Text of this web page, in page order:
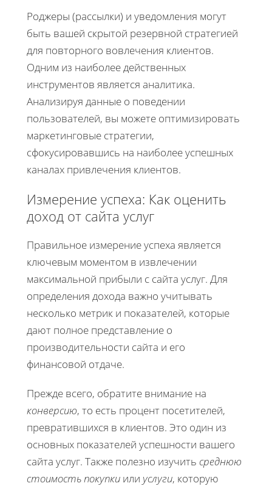
Роджеры (рассылки) и уведомления могут
быть вашей скрытой резервной стратегией
для повторного вовлечения клиентов.
Одним из наиболее действенных
инструментов является аналитика.
Анализируя данные о поведении
пользователей, вы можете оптимизировать
маркетинговые стратегии,
сфокусировавшись на наиболее успешных
каналах привлечения клиентов.
Измерение успеха: Как оценить
доход от сайта услуг
Правильное измерение успеха является
ключевым моментом в извлечении
максимальной прибыли с сайта услуг. Для
определения дохода важно учитывать
несколько метрик и показателей, которые
дают полное представление о
производительности сайта и его
финансовой отдаче.
Прежде всего, обратите внимание на
конверсию, то есть процент посетителей,
превратившихся в клиентов. Это один из
основных показателей успешности вашего
сайта услуг. Также полезно изучить среднюю
стоимость покупки или услуги, которую